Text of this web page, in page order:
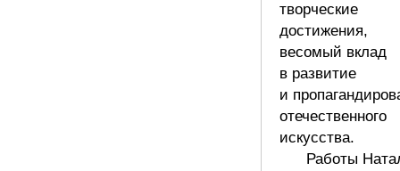
творческие
достижения,
весомый вклад
в развитие
и
отечественного
искусства.
Работы